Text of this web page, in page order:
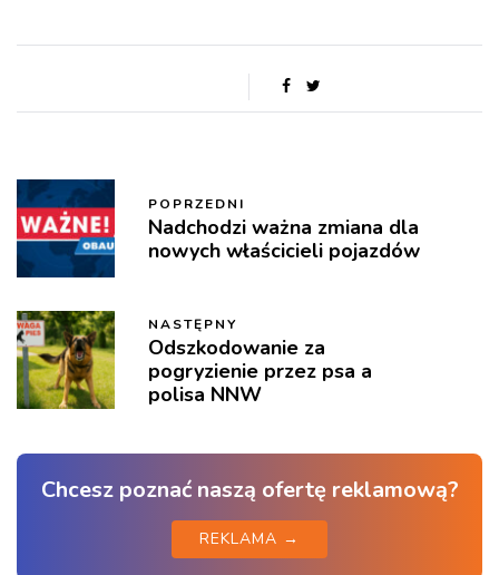
POPRZEDNI
Nadchodzi ważna zmiana dla
nowych właścicieli pojazdów
NASTĘPNY
Odszkodowanie za
pogryzienie przez psa a
polisa NNW
Chcesz poznać naszą ofertę reklamową?
REKLAMA →